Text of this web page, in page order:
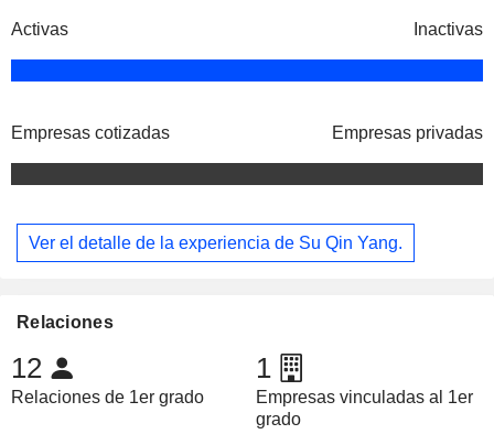
Activas Inactivas
Empresas cotizadas Empresas privadas
Ver el detalle de la experiencia de Su Qin Yang.
Relaciones
12
Relaciones de 1er grado
1
Empresas vinculadas al 1er
grado